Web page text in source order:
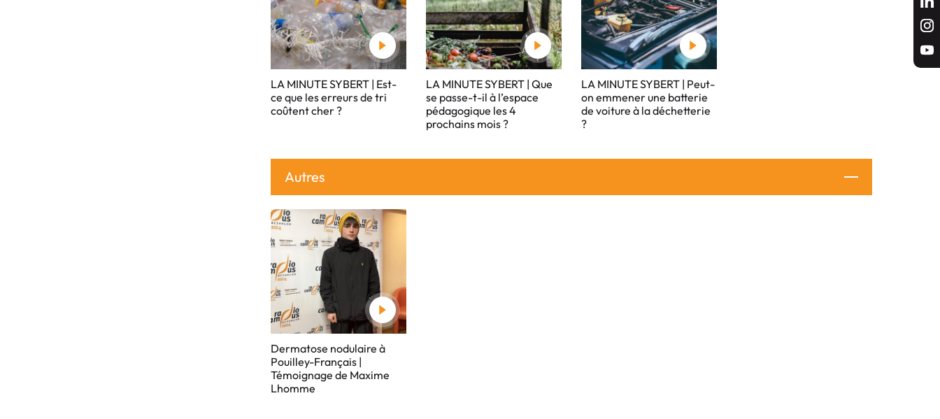
LA MINUTE SYBERT | Est-
ce que les erreurs de tri
coûtent cher ?
LA MINUTE SYBERT | Que
se passe-t-il à l’espace
pédagogique les 4
prochains mois ?
LA MINUTE SYBERT | Peut-
on emmener une batterie
de voiture à la déchetterie
?
Autres
Dermatose nodulaire à
Pouilley-Français |
Témoignage de Maxime
Lhomme